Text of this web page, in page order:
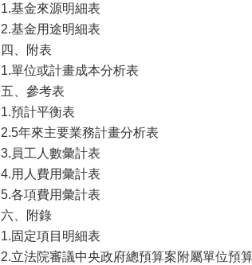
1.基金來源明細表
2.基金用途明細表
四、附表
1.單位或計畫成本分析表
五、參考表
1.預計平衡表
2.5年來主要業務計畫分析表
3.員工人數彙計表
4.用人費用彙計表
5.各項費用彙計表
六、附錄
1.固定項目明細表
2.立法院審議中央政府總預算案附屬單位預